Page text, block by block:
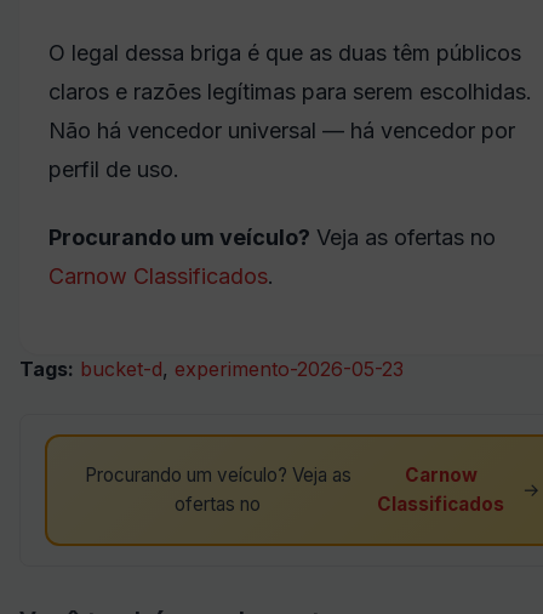
O legal dessa briga é que as duas têm públicos
claros e razões legítimas para serem escolhidas.
Não há vencedor universal — há vencedor por
perfil de uso.
Procurando um veículo? Veja as ofertas no
Carnow Classificados.
Tags: bucket-d, experimento-2026-05-23
Procurando um veículo? Veja as
ofertas no
Carnow
Classificados
→